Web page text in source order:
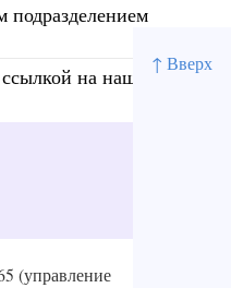
↑ Вверх
подразделением
на наш сайт
(управление